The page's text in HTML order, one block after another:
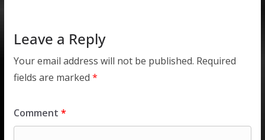
Leave a Reply
Your email address will not be published. Required
fields are marked *
Comment *